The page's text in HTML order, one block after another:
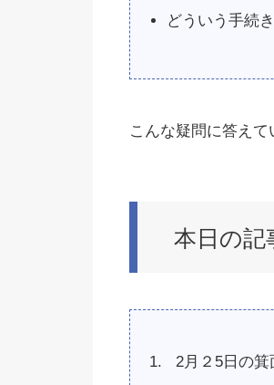
どういう手続
こんな疑問に答えて
本日の記
2月２5日の